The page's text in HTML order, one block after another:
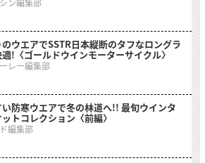
ン編集部
のウエアでSSTR日本縦断のタフなロングラ
!〈ゴールドウインモーターサイクル〉
レー編集部
防寒ウエアで冬の林道へ!! 最旬ウインタ
トコレクション〈前編〉
編集部